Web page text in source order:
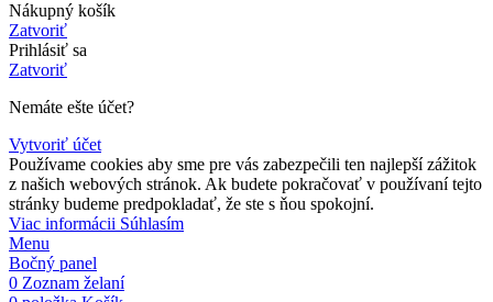
Nákupný košík
Zatvoriť
Prihlásiť sa
Zatvoriť
Nemáte ešte účet?
Vytvoriť účet
Používame cookies aby sme pre vás zabezpečili ten najlepší zážitok
z našich webových stránok. Ak budete pokračovať v používaní tejto
stránky budeme predpokladať, že ste s ňou spokojní.
Viac informácii Viac
Súhlasím
Menu
Bočný panel
0 Zoznam želaní